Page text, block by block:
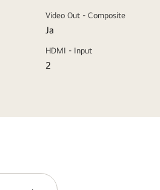
Video Out - Composite
Ja
HDMI - Input
2